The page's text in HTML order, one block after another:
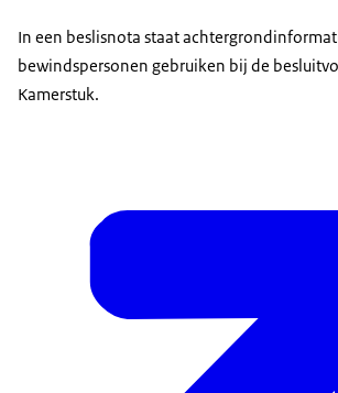
In een beslisnota staat
bewindspersonen gebruiken bij de
Kamerstuk.